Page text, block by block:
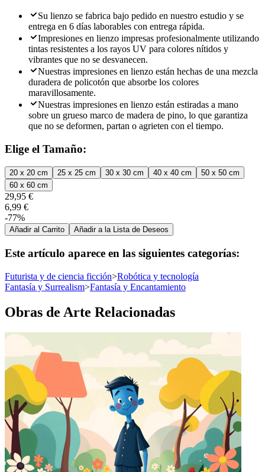
Su lienzo se fabrica bajo pedido en nuestro estudio y se
entrega en 6 días laborables con entrega rápida.
Impresiones en lienzo impresas profesionalmente utilizando
tintas resistentes a los rayos UV para colores nítidos y
vibrantes que no se desvanecen.
Nuestras impresiones en lienzo están hechas de una mezcla
duradera de policotón que absorbe los colores
maravillosamente.
Nuestras impresiones en lienzo están estiradas a mano
sobre un grueso marco de madera de pino, lo que garantiza
que no se deformen, partan o agrieten con el tiempo.
Elige el Tamaño:
20 x 20 cm 25 x 25 cm 30 x 30 cm 40 x 40 cm
50 x 50 cm
60 x 60 cm
29,95 €
6,99 €
-77%
Añadir al Carrito Añadir a la Lista de Deseos
Este artículo aparece en las siguientes categorías:
Futurista y de ciencia ficción>Robótica y tecnología
Fantasía y Surrealism>Fantasía y Encantamiento
Obras de Arte Relacionadas